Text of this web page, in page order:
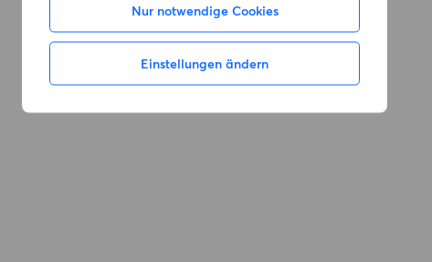
Nur notwendige Cookies
Einstellungen ändern